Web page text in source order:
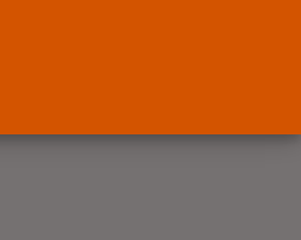
J. 06/08/2026